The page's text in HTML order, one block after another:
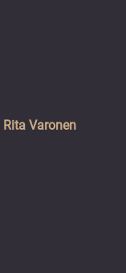
Rita Varonen